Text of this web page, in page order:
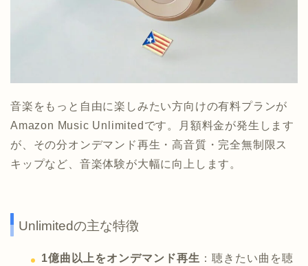
音楽をもっと自由に楽しみたい方向けの有料プランが
Amazon Music Unlimitedです。月額料金が発生します
が、その分オンデマンド再生・高音質・完全無制限ス
キップなど、音楽体験が大幅に向上します。
Unlimitedの主な特徴
1億曲以上をオンデマンド再生 ：聴きたい曲を聴